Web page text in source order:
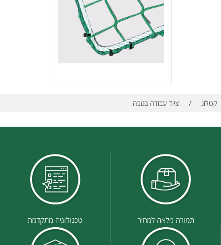
קטלוג / ציוד עבודה בגובה
תמורה מלאה למחיר טכנולוגיה מתקדמת